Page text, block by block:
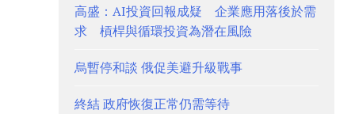
高盛：AI投資回報成疑 企業應用落後於需
求 槓桿與循環投資為潛在風險
烏暫停和談 俄促美避升級戰事
終結 政府恢復正常仍需等待